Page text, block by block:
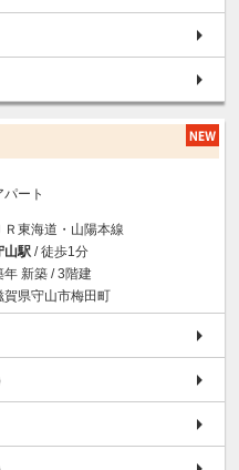
パート
Ｒ東海道・山陽本線
山駅 / 徒歩1分
年 新築 / 3階建
賀県守山市梅田町